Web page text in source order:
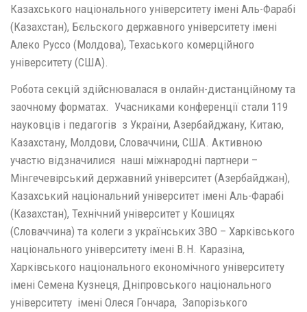
Казахського національного університету імені Аль-Фарабі
(Казахстан), Бєльского державного університету імені
Алеко Руссо (Молдова), Техаського комерційного
університету (США).
Робота секцій здійснювалася в онлайн-дистанційному та
заочному форматах. Учасниками конференції стали 119
науковців і педагогів з України, Азербайджану, Китаю,
Казахстану, Молдови, Словаччини, США. Активною
участю відзначилися наші міжнародні партнери –
Мінгечевірський державний університет (Азербайджан),
Казахський національний університет імені Аль-Фарабі
(Казахстан), Технічний університет у Кошицях
(Словаччина) та колеги з українських ЗВО – Харківського
національного університету імені В.Н. Каразіна,
Харківського національного економічного університету
імені Семена Кузнеця, Дніпровського національного
університету імені Олеся Гончара, Запорізького